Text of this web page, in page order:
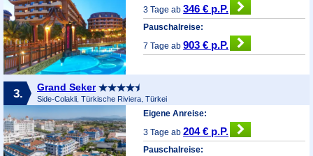
3 Tage ab346 € p.P.
Pauschalreise:
7 Tage ab903 € p.P.
3. Grand Seker
Side-Colakli, Türkische Riviera, Türkei
Eigene Anreise:
3 Tage ab204 € p.P.
Pauschalreise: